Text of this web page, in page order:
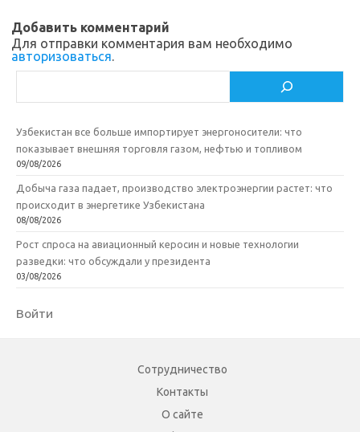
i
k
k
и
т
Добавить комментарий
Для отправки комментария вам необходимо
авторизоваться.
Узбекистан все больше импортирует энергоносители: что
показывает внешняя торговля газом, нефтью и топливом
09/08/2026
Добыча газа падает, производство электроэнергии растет: что
происходит в энергетике Узбекистана
08/08/2026
Рост спроса на авиационный керосин и новые технологии
разведки: что обсуждали у президента
03/08/2026
Войти
Сотрудничество
Контакты
О сайте